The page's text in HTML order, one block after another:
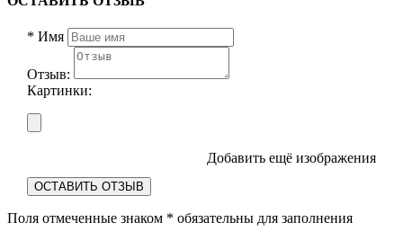
* Имя
Отзыв:
Картинки:
Добавить ещё изображения
ОСТАВИТЬ ОТЗЫВ
Поля отмеченные знаком * обязательны для заполнения